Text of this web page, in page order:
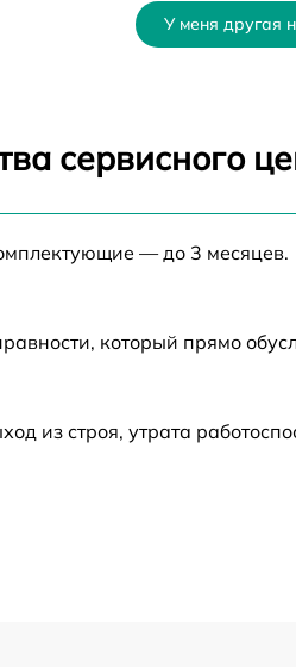
от
от
У меня другая
сервисного
— до 3 месяцев.
который прямо
из строя, утрата